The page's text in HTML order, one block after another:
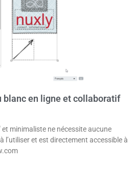
blanc en ligne et collaboratif
minimaliste ne nécessite aucune
l’utiliser et est directement accessible à